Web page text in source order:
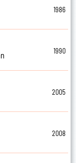
1986
1990
2005
2008